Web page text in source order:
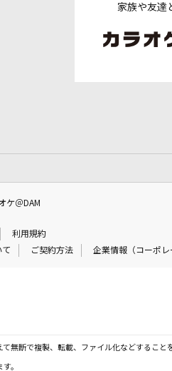
家族や友達
ケ＠DAM
利用規約
て ご契約方法 企業情報（コーポレ
無断で複製、転載、ファイル化などすること
。